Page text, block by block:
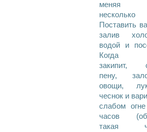
меняя
несколько
Поставить
залив
водой и
Когда
закипит,
пену,
овощи,
чеснок и
слабом
часов
такая